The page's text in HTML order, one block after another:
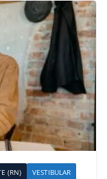
(RN) VESTIBULAR